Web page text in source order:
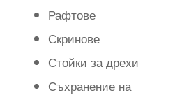
Рафтове
Скринове
Стойки за дрехи
Съхранение на